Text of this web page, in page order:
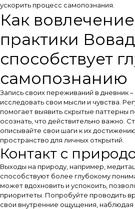
ускорить процесс самопознания.
Как
практики
способствует
самопознанию
Запись своих переживаний в дневник
исследовать свои мысли и чувства.
помогает выявить скрытые паттерны
осознать, что действительно важно.
описывайте свои шаги к их
пространство для личных открытий.
Контакт с
Выходы на природу, например,
способствуют более глубокому
может вдохновить и успокоить,
приоритеты. Попробуйте проводить
свои внутренние ощущения,